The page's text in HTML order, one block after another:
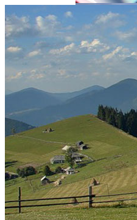
Военные
Экономику?